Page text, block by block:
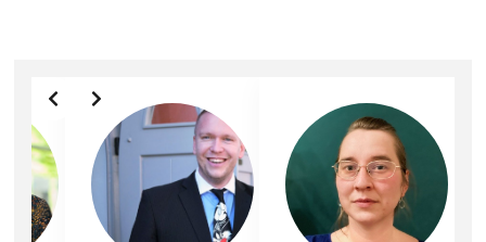
Slide 3 of 3